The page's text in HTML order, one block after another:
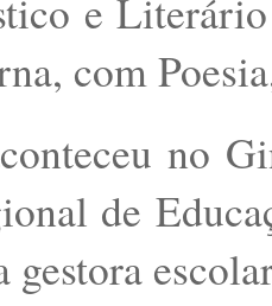
e
com
no
de
gestora